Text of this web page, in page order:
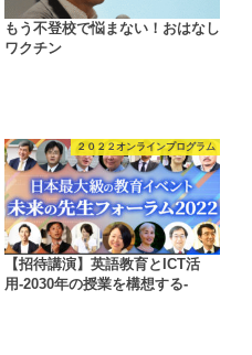
もう不登校で悩まない！おはなし
ワクチン
２０２２オンラインプログラム
【招待講演】英語教育とICT活
用-2030年の授業を構想する-